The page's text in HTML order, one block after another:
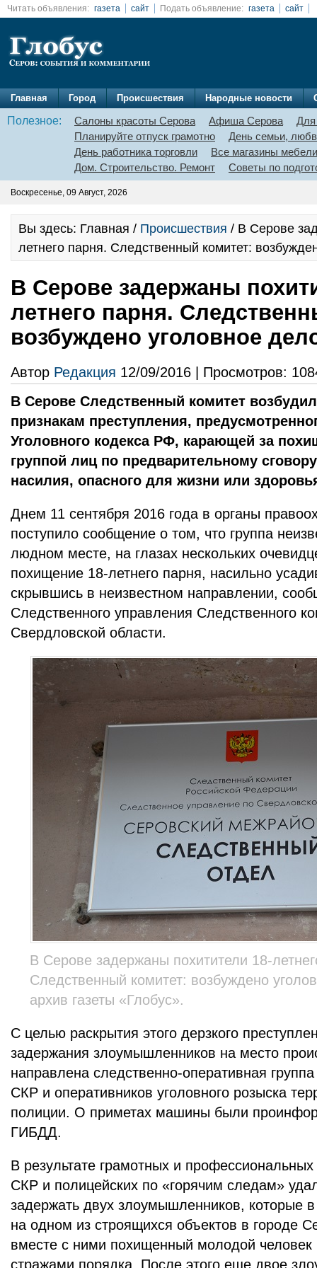
Читать объявления: газета сайт Подать объявление: газета сайт
Главная Город Происшествия Народные новости
Полезное: Салоны красоты Серова Афиша Серова
Для
Планируйте отпуск грамотно
День семьи,
День работника торговли
Все магазины мебели
Дом. Строительство. Ремонт
Советы по
Воскресенье, 09 Август, 2026
Вы здесь: Главная / Происшествия / В Серове
летнего парня. Следственный комитет:
В Серове задержаны
летнего парня.
возбуждено уголовное
Автор Редакция 12/09/2016 | Просмотров:
В Серове Следственный комитет
признакам преступления,
Уголовного кодекса РФ, карающей за
группой лиц по предварительному
насилия, опасного для жизни или
Днем 11 сентября 2016 года в органы
поступило сообщение о том, что группа
людном месте, на глазах нескольких
похищение 18-летнего парня, насильно
скрывшись в неизвестном направлении,
Следственного управления Следственного
Свердловской области.
В Серове задержаны похитители 18-
Следственный комитет: возбуждено
архив газеты «Глобус».
С целью раскрытия этого дерзкого
задержания злоумышленников на место
направлена следственно-оперативная
СКР и оперативников уголовного розыска
полиции. О приметах машины были
ГИБДД.
В результате грамотных и
СКР и полицейских по «горячим следам»
задержать двух злоумышленников, которые
на одном из строящихся объектов в городе
вместе с ними похищенный молодой
стражами порядка. После этого еще двое